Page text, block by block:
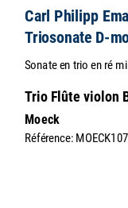
Carl Philipp
Triosonate D-
Sonate en trio en ré
Trio Flûte violon
Moeck
Référence: